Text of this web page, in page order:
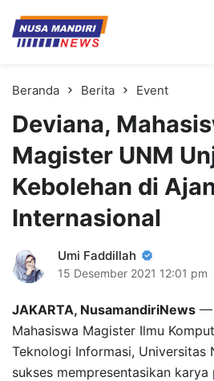
Kampus Digital
Universitas Nusa Mandiri
Beranda Berita Event
Deviana,
Magister UNM
Kebolehan di
Internasional
Umi Faddillah
15 Desember 2021 12:01 pm
JAKARTA, NusamandiriNews —
Mahasiswa Magister Ilmu
Teknologi Informasi, Universitas
sukses mempresentasikan